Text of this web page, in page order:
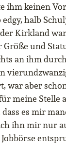
ihm keinen
halb
Kirkland
und
an ihm
war aber
meine Stelle
es mir
ihn mir nur